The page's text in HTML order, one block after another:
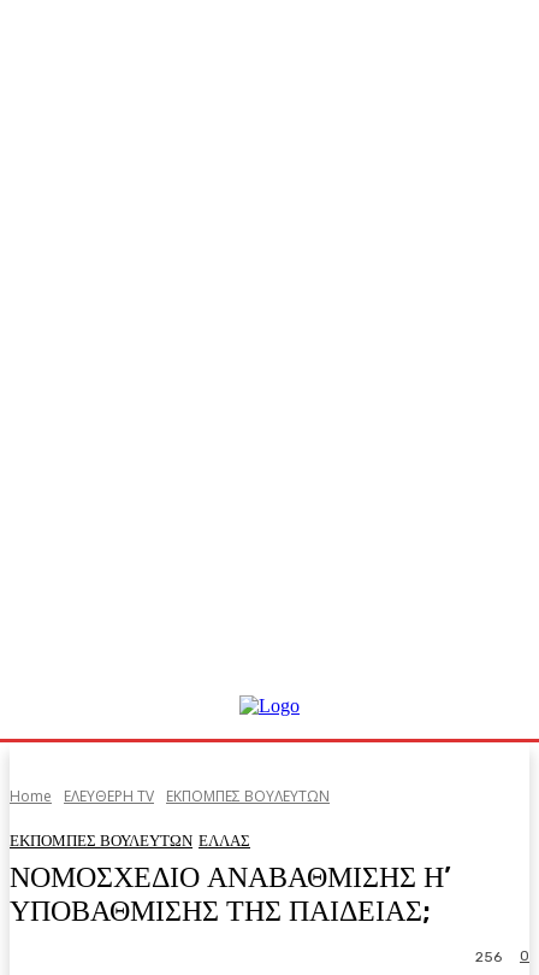
Home ΕΛΕΥΘΕΡΗ ΤV ΕΚΠΟΜΠΕΣ ΒΟΥΛΕΥΤΩΝ
ΕΚΠΟΜΠΕΣ ΒΟΥΛΕΥΤΩΝ ΕΛΛΑΣ
ΝΟΜΟΣΧΕΔΙΟ ΑΝΑΒΑΘΜΙΣΗΣ Η’
ΥΠΟΒΑΘΜΙΣΗΣ ΤΗΣ ΠΑΙΔΕΙΑΣ;
0
256